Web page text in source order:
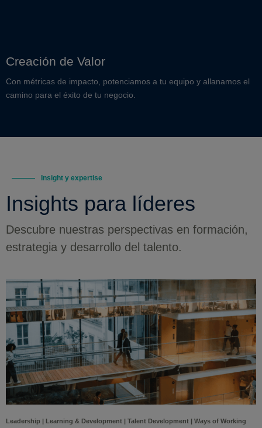
Creación de Valor
Con métricas de impacto, potenciamos a tu equipo y allanamos el
camino para el éxito de tu negocio.
Insight y expertise
Insights para líderes
Descubre nuestras perspectivas en formación,
estrategia y desarrollo del talento.
Leadership Learning & Development Talent Development Ways of Working